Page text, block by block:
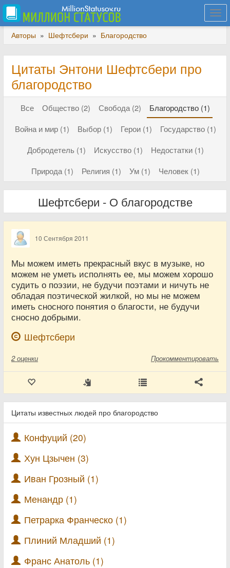
Авторы » Шефтсбери » Благородство
Цитаты Энтони Шефтсбери про
благородство
Все Общество (2) Свобода (2)
Благородство (1)
Война и мир (1)
Выбор (1) Герои (1)
Государство (1)
Добродетель (1)
Искусство (1)
Недостатки (1)
Природа (1)
Религия (1) Ум (1) Человек (1)
Шефтсбери - О благородстве
10 Сентября 2011
Мы можем иметь прекрасный вкус в музыке, но
можем не уметь исполнять ее, мы можем хорошо
судить о поэзии, не будучи поэтами и ничуть не
обладая поэтической жилкой, но мы не можем
иметь сносного понятия о благости, не будучи
сносно добрыми.
Шефтсбери
2 оценки Прокомментировать
Цитаты известных людей про благородство
Конфуций (20)
Хун Цзычен (3)
Иван Грозный (1)
Менандр (1)
Петрарка Франческо (1)
Плиний Младший (1)
Франс Анатоль (1)